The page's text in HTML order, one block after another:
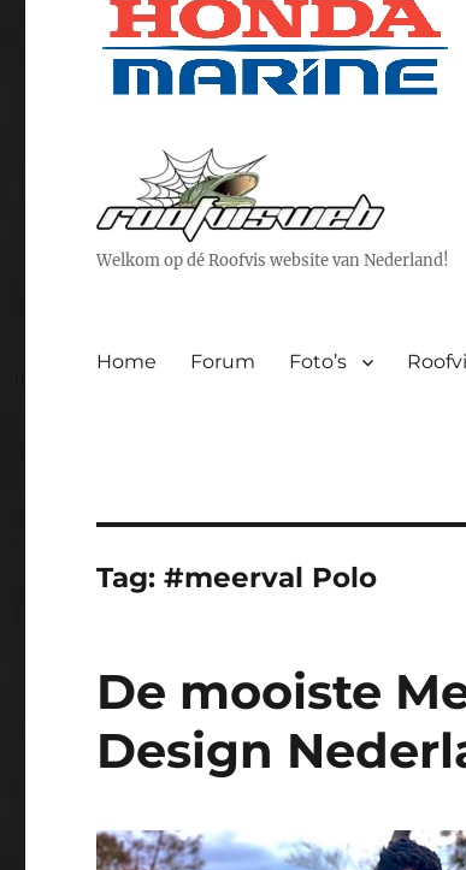
Welkom op dé Roofvis website van Nederland!
Home Forum Foto’s
Tag:#meerval Polo
De mooiste
Design